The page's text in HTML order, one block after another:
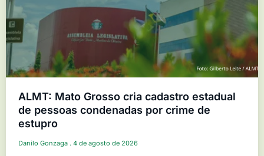
ALMT: Mato Grosso cria cadastro estadual
de pessoas condenadas por crime de
estupro
Danilo Gonzaga 4 de agosto de 2026